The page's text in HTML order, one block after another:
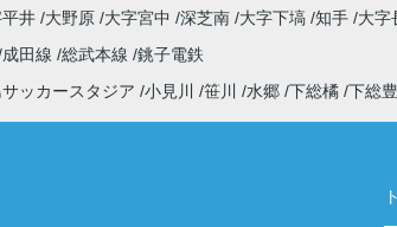
井 大野原 大字宮中 深芝南 大字下塙 知手 大字
成田線 総武本線 銚子電鉄
サッカースタジア 小見川 笹川 水郷 下総橘 下総